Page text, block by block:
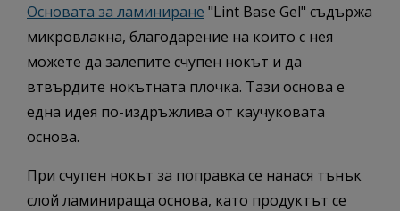
Основата за ламиниране "Lint Base Gel" съдържа
микровлакна, благодарение на които с нея
можете да залепите счупен нокът и да
втвърдите нокътната плочка. Тази основа е
една идея по-издръжлива от каучуковата
основа.
При счупен нокът за поправка се нанася тънък
слой ламинираща основа, като продуктът се